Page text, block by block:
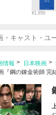
¥1,650
情報 日本映画
『鋼の錬金術師 完